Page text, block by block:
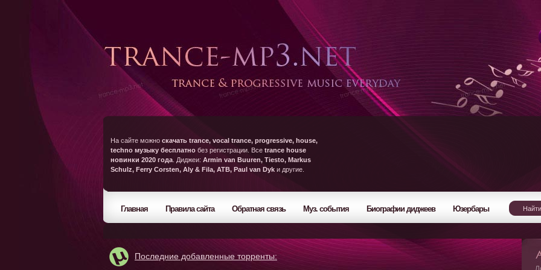
На сайте можно скачать trance, vocal trance, progressive, house,
techno музыку бесплатно без регистрации. Все trance house
новинки 2020 года . Диджеи: Armin van Buuren, Tiesto, Markus
Schulz, Ferry Corsten, Aly & Fila, ATB, Paul van Dyk и другие.
Главная Правила сайта Обратная связь Муз. события Биографии диджеев Юзербары
Последние добавленные торренты: